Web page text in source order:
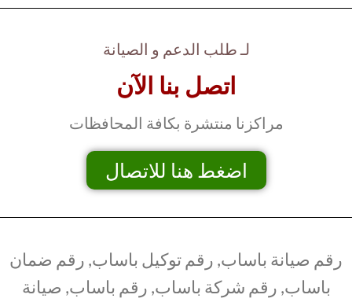
لـ طلب الدعم و الصيانة
اتصل بنا الآن
مراكزنا منتشرة بكافة المحافظات
اضغط هنا للاتصال
رقم صيانة باساب, رقم توكيل باساب, رقم ضمان
باساب, رقم شركة باساب, رقم باساب, صيانة